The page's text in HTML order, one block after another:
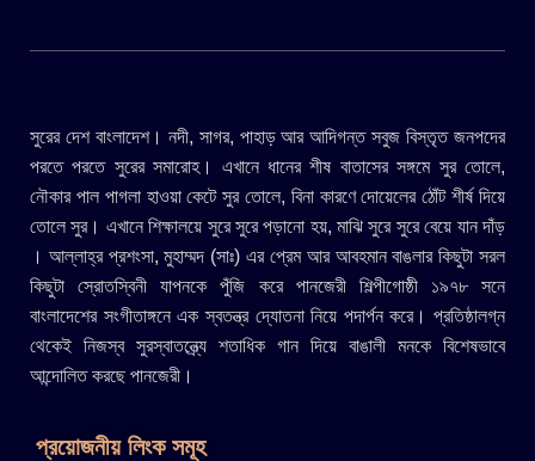
সুরের দেশ বাংলাদেশ। নদী, সাগর, পাহাড় আর আদিগন্ত সবুজ বিস্তৃত জনপদের
পরতে পরতে সুরের সমারোহ। এখানে ধানের শীষ বাতাসের সঙ্গমে সুর তোলে,
নৌকার পাল পাগলা হাওয়া কেটে সুর তোলে, বিনা কারণে দোয়েলের ঠোঁট শীর্ষ দিয়ে
তোলে সুর। এখানে শিক্ষালয়ে সুরে সুরে পড়ানো হয়, মাঝি সুরে সুরে বেয়ে যান দাঁড়
। আল্লাহ্র প্রশংসা, মুহাম্মদ (সাঃ) এর প্রেম আর আবহমান বাঙলার কিছুটা সরল
কিছুটা স্রোতস্বিনী যাপনকে পুঁজি করে পানজেরী শিল্পীগোষ্ঠী ১৯৭৮ সনে
বাংলাদেশের সংগীতাঙ্গনে এক স্বতন্ত্র দ্যোতনা নিয়ে পদার্পন করে। প্রতিষ্ঠালগ্ন
থেকেই নিজস্ব সুরস্বাতন্ত্র্যে শতাধিক গান দিয়ে বাঙালী মনকে বিশেষভাবে
আন্দোলিত করছে পানজেরী।
প্রয়োজনীয় লিংক সমূহ